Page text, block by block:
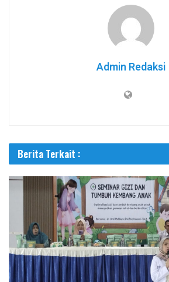
Admin Redaksi
Berita Terkait :